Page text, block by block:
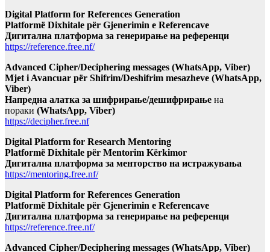
Digital Platform for References Generation
Platformë Dixhitale për Gjenerimin e Referencave
Дигитална платформа за генерирање на референци
https://reference.free.nf/
Advanced Cipher/Deciphering messages (WhatsApp, Viber)
Mjet i Avancuar për Shifrim/Deshifrim mesazheve (WhatsApp,
Viber)
Напредна алатка за шифрирање/дешифрирање на
пораки (WhatsApp, Viber)
https://decipher.free.nf
Digital Platform for Research Mentoring
Platformë Dixhitale për Mentorim Kërkimor
Дигитална платформа за менторство на истражувања
https://mentoring.free.nf/
Digital Platform for References Generation
Platformë Dixhitale për Gjenerimin e Referencave
Дигитална платформа за генерирање на референци
https://reference.free.nf/
Advanced Cipher/Deciphering messages (WhatsApp, Viber)